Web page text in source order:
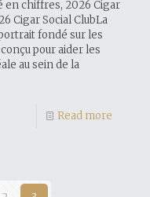
en chiffres, 2026 Cigar
Cigar Social ClubLa
fondé sur les
pour aider les
au sein de la
Read more